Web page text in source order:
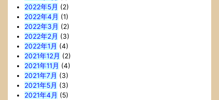
2022年5月 (2)
2022年4月 (1)
2022年3月 (2)
2022年2月 (3)
2022年1月 (4)
2021年12月 (2)
2021年11月 (4)
2021年7月 (3)
2021年5月 (3)
2021年4月 (5)